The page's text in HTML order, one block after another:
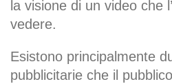
la visione di un video che
vedere.
Esistono principalmente
pubblicitarie che il